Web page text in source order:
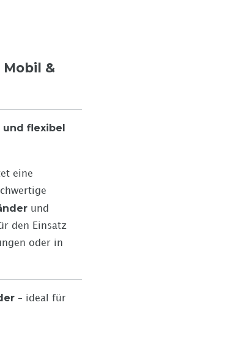
&
und flexibel
eine
und
den Einsatz
oder in
– ideal für